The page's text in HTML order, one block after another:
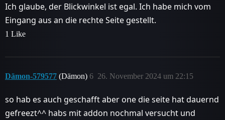
Ich glaube, der Blickwinkel ist egal. Ich habe mich vom
Eingang aus an die rechte Seite gestellt.
1 Like
Dämon-579577 (Dämon) 26. November 2024 um 22:15
6
so hab es auch geschafft aber one die seite hat dauernd
gefreezt^^ habs mit addon nochmal versucht und